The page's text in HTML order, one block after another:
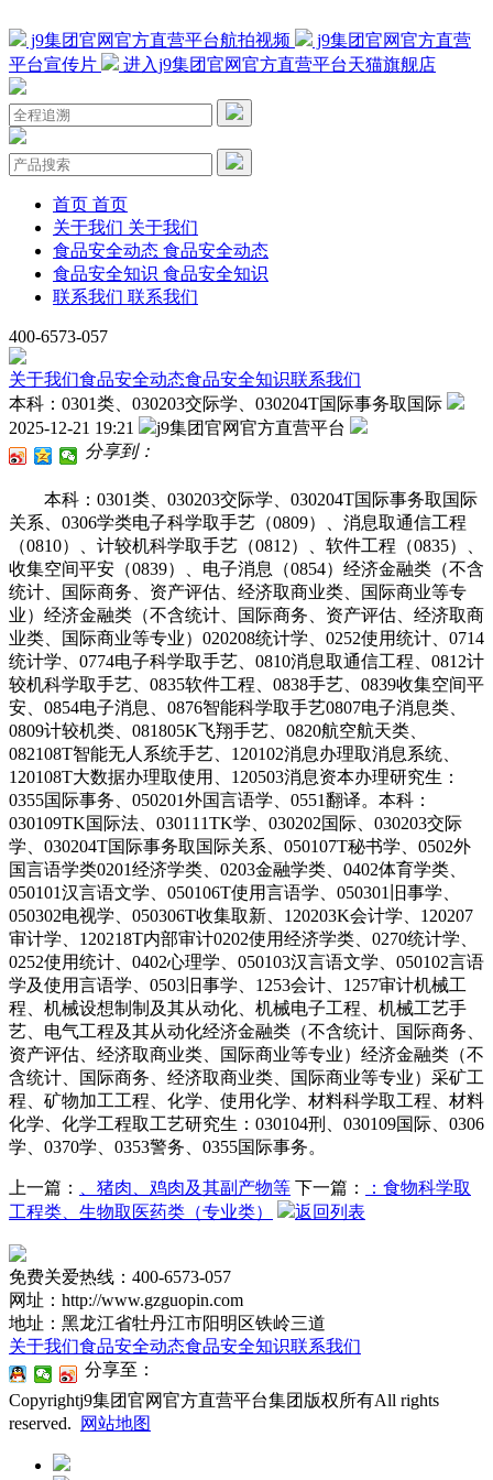
j9集团官网官方直营平台航拍视频
j9集团官网官方直营
平台宣传片
进入j9集团官网官方直营平台天猫旗舰店
首页 首页
关于我们 关于我们
食品安全动态 食品安全动态
食品安全知识 食品安全知识
联系我们 联系我们
400-6573-057
关于我们食品安全动态食品安全知识联系我们
本科：0301类、030203交际学、030204T国际事务取国际
2025-12-21 19:21
j9集团官网官方直营平台
分享到：
本科：0301类、030203交际学、030204T国际事务取国际
关系、0306学类电子科学取手艺（0809）、消息取通信工程
（0810）、计较机科学取手艺（0812）、软件工程（0835）、
收集空间平安（0839）、电子消息（0854）经济金融类（不含
统计、国际商务、资产评估、经济取商业类、国际商业等专
业）经济金融类（不含统计、国际商务、资产评估、经济取商
业类、国际商业等专业）020208统计学、0252使用统计、0714
统计学、0774电子科学取手艺、0810消息取通信工程、0812计
较机科学取手艺、0835软件工程、0838手艺、0839收集空间平
安、0854电子消息、0876智能科学取手艺0807电子消息类、
0809计较机类、081805K飞翔手艺、0820航空航天类、
082108T智能无人系统手艺、120102消息办理取消息系统、
120108T大数据办理取使用、120503消息资本办理研究生：
0355国际事务、050201外国言语学、0551翻译。本科：
030109TK国际法、030111TK学、030202国际、030203交际
学、030204T国际事务取国际关系、050107T秘书学、0502外
国言语学类0201经济学类、0203金融学类、0402体育学类、
050101汉言语文学、050106T使用言语学、050301旧事学、
050302电视学、050306T收集取新、120203K会计学、120207
审计学、120218T内部审计0202使用经济学类、0270统计学、
0252使用统计、0402心理学、050103汉言语文学、050102言语
学及使用言语学、0503旧事学、1253会计、1257审计机械工
程、机械设想制制及其从动化、机械电子工程、机械工艺手
艺、电气工程及其从动化经济金融类（不含统计、国际商务、
资产评估、经济取商业类、国际商业等专业）经济金融类（不
含统计、国际商务、经济取商业类、国际商业等专业）采矿工
程、矿物加工工程、化学、使用化学、材料科学取工程、材料
化学、化学工程取工艺研究生：030104刑、030109国际、0306
学、0370学、0353警务、0355国际事务。
上一篇： 、猪肉、鸡肉及其副产物等 下一篇：
：食物科学取
工程类、生物取医药类（专业类）
返回列表
免费关爱热线：400-6573-057
网址：http://www.gzguopin.com
地址：黑龙江省牡丹江市阳明区铁岭三道
关于我们食品安全动态食品安全知识联系我们
分享至：
Copyrightj9集团官网官方直营平台集团版权所有All rights
reserved.
网站地图